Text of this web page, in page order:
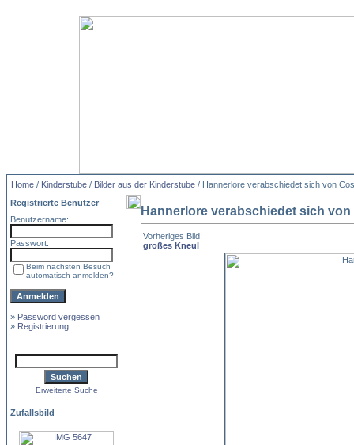
Home / Kinderstube / Bilder aus der Kinderstube / Hannerlore verabschiedet sich von
Registrierte Benutzer
Benutzername:
Passwort:
Beim nächsten Besuch
automatisch anmelden?
» Password vergessen
» Registrierung
Erweiterte Suche
Zufallsbild
Hannerlore verabschiedet sich
Vorheriges Bild:
großes Kneul